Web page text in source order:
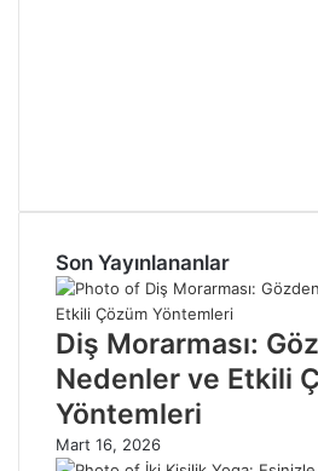
Son Yayınlananlar
Diş Morarması:
Nedenler ve Etkili
Yöntemleri
Mart 16, 2026